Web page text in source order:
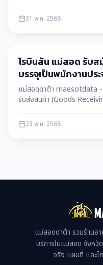
31 พ.ค. 2568
หางาน
โรบินสัน แม่สอด รับส
บรรจุเป็นพนักงานปร
แม่สอดดาต้า maesotdata -
รับส่งสินค้า (Goods
ทันที พร้อมสวัสดิการดีเยี่ยม
23 พ.ค. 2568
แม่สอดดาต้า รวมร้านอ
บริการในแม่สอด จังห
จริง แผนที่ และไ